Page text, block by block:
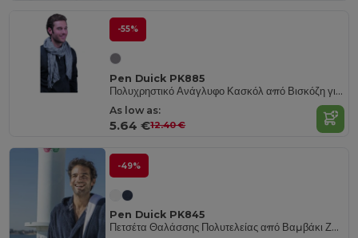
-55%
Pen Duick PK885
Πολυχρηστικό Ανάγλυφο Κασκόλ από Βισκόζη για Κάθε Περίσταση
As low as:
5.64 €12.40 €
-49%
Pen Duick PK845
Πετσέτα Θαλάσσης Πολυτελείας από Βαμβάκι Ζακάρ 100x150 εκ.